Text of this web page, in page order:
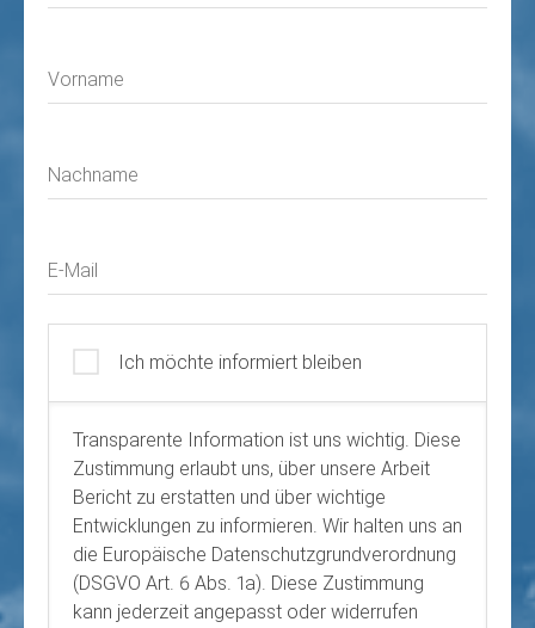
Vorname
Nachname
E-Mail
Ich möchte informiert bleiben
Transparente Information ist uns wichtig. Diese
Zustimmung erlaubt uns, über unsere Arbeit
Bericht zu erstatten und über wichtige
Entwicklungen zu informieren. Wir halten uns an
die Europäische Datenschutzgrundverordnung
(DSGVO Art. 6 Abs. 1a). Diese Zustimmung
kann jederzeit angepasst oder widerrufen